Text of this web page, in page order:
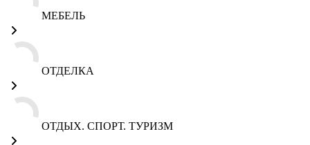
МЕБЕЛЬ
ОТДЕЛКА
ОТДЫХ. СПОРТ. ТУРИЗМ